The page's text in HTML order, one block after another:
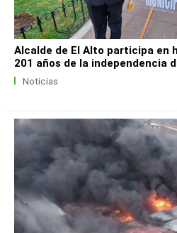
Alcalde de El Alto participa en
201 años de la independencia
Noticias